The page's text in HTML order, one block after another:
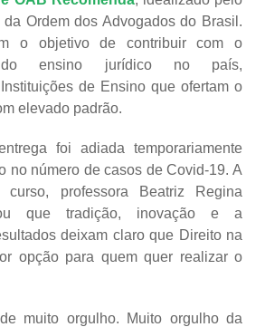
Ordem dos Advogados do Brasil.
o objetivo de contribuir com o
do ensino jurídico no país,
de Ensino que ofertam o
elevado padrão.
foi adiada temporariamente
no número de casos de Covid-19. A
curso, professora Beatriz Regina
que tradição, inovação e a
deixam claro que Direito na
opção para quem quer realizar o
muito orgulho. Muito orgulho da